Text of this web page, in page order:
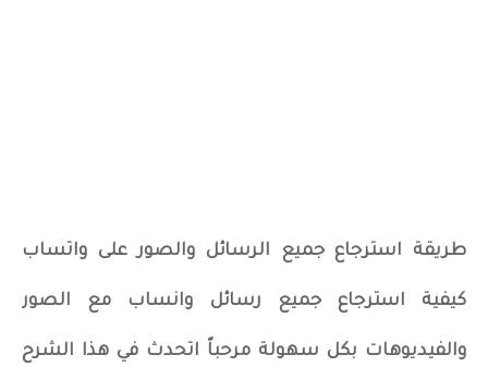
طريقة استرجاع جميع الرسائل والصور على واتساب
كيفية استرجاع جميع رسائل وانساب مع الصور
والفيديوهات بكل سهولة مرحباً اتحدث في هذا الشرح